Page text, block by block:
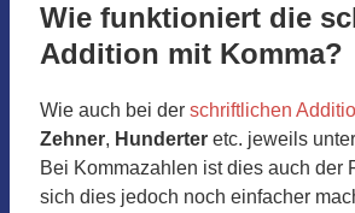
Wie funktioniert die
Addition mit Komma?
Wie auch bei der schriftlichen
Zehner, Hunderter etc. jeweils
Bei Kommazahlen ist dies auch der
sich dies jedoch noch einfacher